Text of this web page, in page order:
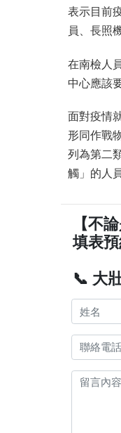
表示目前
員、長照
在南檢人
中心應該
面對疫情
形同作戰
列為第二
觸」的人
【不
填表
📞 大